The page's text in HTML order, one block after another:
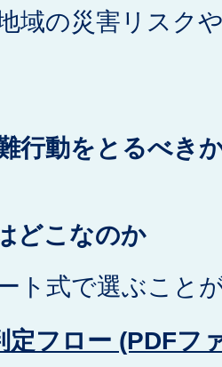
域の災害リスク
行動をとるべき
どこなのか
ト式で選ぶこと
定フロー (PDFフ